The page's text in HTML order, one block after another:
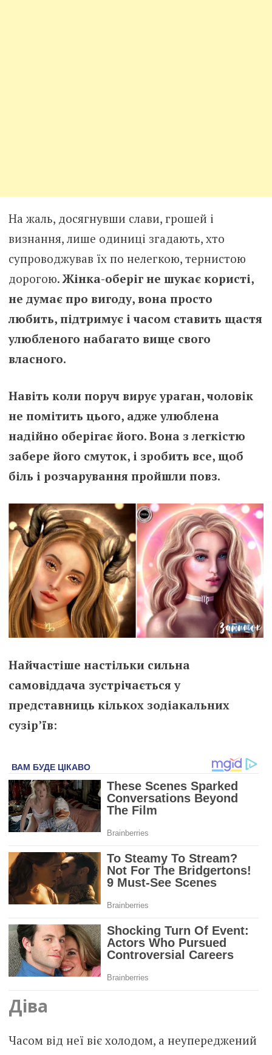
На жаль, досягнувши слави, грошей і
визнання, лише одиниці згадають, хто
супроводжував їх по нелегкою, тернистою
дорогою. Жінка-оберіг не шукає користі,
не думає про вигоду, вона просто
любить, підтримує і часом ставить щастя
улюбленого набагато вище свого
власного.
Навіть коли поруч вирує ураган, чоловік
не помітить цього, адже улюблена
надійно оберігає його. Вона з легкістю
забере його смуток, і зробить все, щоб
біль і розчарування пройшли повз.
Найчастіше настільки сильна
самовіддача зустрічається у
представниць кількох зодіакальних
сузір’їв:
Діва
Часом від неї віє холодом, а неупереджений